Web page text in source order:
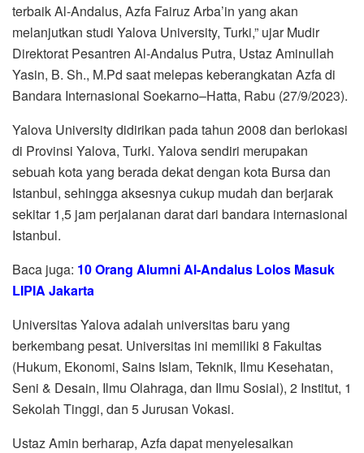
terbaik Al-Andalus, Azfa Fairuz Arba’in yang akan
melanjutkan studi Yalova University, Turki,” ujar Mudir
Direktorat Pesantren Al-Andalus Putra, Ustaz Aminullah
Yasin, B. Sh., M.Pd saat melepas keberangkatan Azfa di
Bandara Internasional Soekarno–Hatta, Rabu (27/9/2023).
Yalova University didirikan pada tahun 2008 dan berlokasi
di Provinsi Yalova, Turki. Yalova sendiri merupakan
sebuah kota yang berada dekat dengan kota Bursa dan
Istanbul, sehingga aksesnya cukup mudah dan berjarak
sekitar 1,5 jam perjalanan darat dari bandara internasional
Istanbul.
Baca juga: 10 Orang Alumni Al-Andalus Lolos Masuk
LIPIA Jakarta
Universitas Yalova adalah universitas baru yang
berkembang pesat. Universitas ini memiliki 8 Fakultas
(Hukum, Ekonomi, Sains Islam, Teknik, Ilmu Kesehatan,
Seni & Desain, Ilmu Olahraga, dan Ilmu Sosial), 2 Institut, 1
Sekolah Tinggi, dan 5 Jurusan Vokasi.
Ustaz Amin berharap, Azfa dapat menyelesaikan